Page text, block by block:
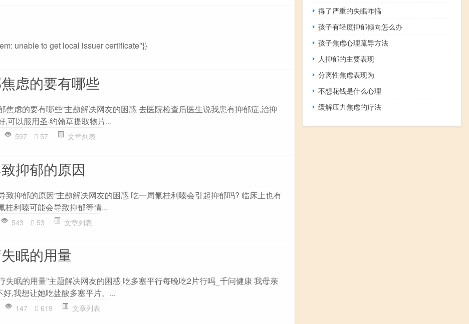
unable to get local issuer certificate"}}
虑的要有哪些
焦虑的要有哪些”主题解决网友的困惑 去医院检查后医生说我患有抑郁症,治抑
,可以服用圣·约翰草提取物片...
597 57 文章列表
抑郁的原因
致抑郁的原因”主题解决网友的困惑 吃一周氟桂利嗪会引起抑郁吗? 临床上也有
桂利嗪可能会导致抑郁等情...
543 53 文章列表
眠的用量
失眠的用量”主题解决网友的困惑 吃多塞平行每晚吃2片行吗_千问健康 我母亲
,我想让她吃盐酸多塞平片。...
147 619 文章列表
得了严重的失眠咋搞
孩子有轻度抑郁倾向怎么办
孩子焦虑心理疏导方法
人抑郁的主要表现
分离性焦虑表现为
不想花钱是什么心理
缓解压力焦虑的疗法